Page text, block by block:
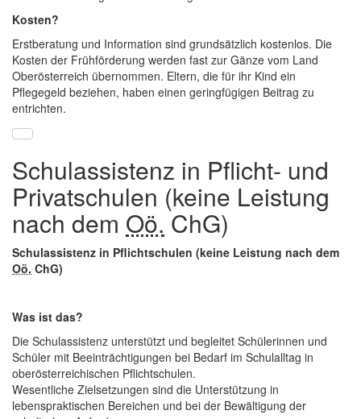
Kosten?
Erstberatung und Information sind grundsätzlich kostenlos. Die
Kosten der Frühförderung werden fast zur Gänze vom Land
Oberösterreich übernommen. Eltern, die für ihr Kind ein
Pflegegeld beziehen, haben einen geringfügigen Beitrag zu
entrichten.
Schulassistenz in Pflicht- und
Privatschulen (keine Leistung
nach dem Oö.ChG)
Schulassistenz in Pflichtschulen (keine Leistung nach dem
Oö. ChG)
Was ist das?
Die Schulassistenz unterstützt und begleitet Schülerinnen und
Schüler mit Beeinträchtigungen bei Bedarf im Schulalltag in
oberösterreichischen Pflichtschulen.
Wesentliche Zielsetzungen sind die Unterstützung in
lebenspraktischen Bereichen und bei der Bewältigung der